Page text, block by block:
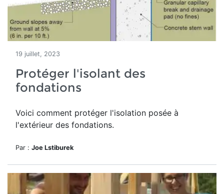
19 juillet, 2023
Protéger l'isolant des
fondations
Voici comment protéger l'isolation posée à
l'extérieur des fondations.
Par : Joe Lstiburek